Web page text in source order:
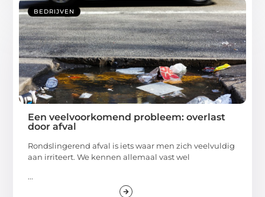
BEDRIJVEN
Een veelvoorkomend probleem: overlast
door afval
Rondslingerend afval is iets waar men zich veelvuldig
aan irriteert. We kennen allemaal vast wel
...